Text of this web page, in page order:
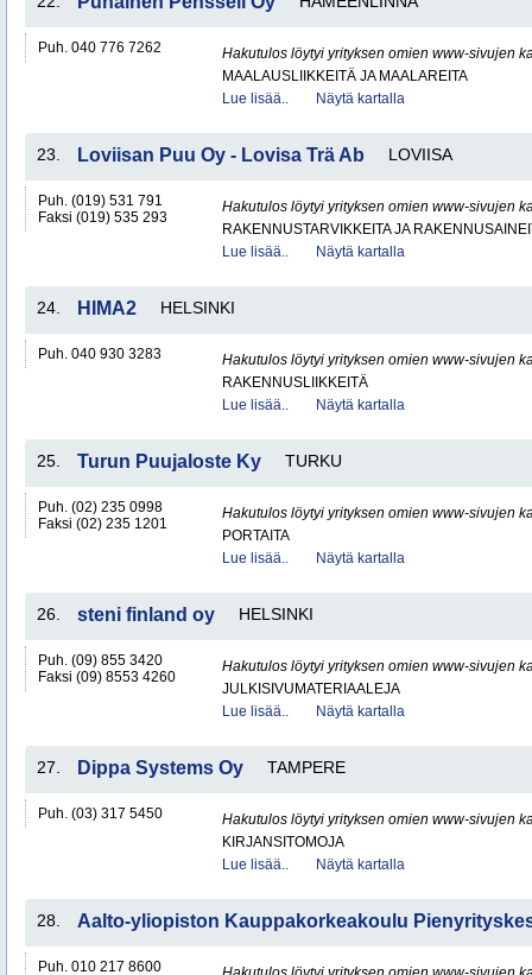
Puh. 040 776 7262
Hakutulos löytyi yrityksen omien www-sivujen
MAALAUSLIIKKEITÄ JA MAALAREITA
Lue lisää..
Näytä kartalla
23. Loviisan Puu Oy - Lovisa Trä Ab LOVIISA
Puh. (019) 531 791
Faksi (019) 535 293
Hakutulos löytyi yrityksen omien www-sivujen
RAKENNUSTARVIKKEITA JA
Lue lisää..
Näytä kartalla
24. HIMA2 HELSINKI
Puh. 040 930 3283
Hakutulos löytyi yrityksen omien www-sivujen
RAKENNUSLIIKKEITÄ
Lue lisää..
Näytä kartalla
25. Turun Puujaloste Ky TURKU
Puh. (02) 235 0998
Faksi (02) 235 1201
Hakutulos löytyi yrityksen omien www-sivujen
PORTAITA
Lue lisää..
Näytä kartalla
26. steni finland oy HELSINKI
Puh. (09) 855 3420
Faksi (09) 8553 4260
Hakutulos löytyi yrityksen omien www-sivujen
JULKISIVUMATERIAALEJA
Lue lisää..
Näytä kartalla
27. Dippa Systems Oy TAMPERE
Puh. (03) 317 5450
Hakutulos löytyi yrityksen omien www-sivujen
KIRJANSITOMOJA
Lue lisää..
Näytä kartalla
28. Aalto-yliopiston Kauppakorkeakoulu
Puh. 010 217 8600